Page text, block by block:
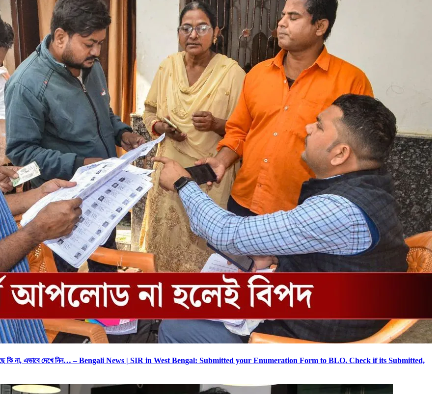
কি না, এভাবে দেখে নিন… – Bengali News | SIR in West Bengal: Submitted your Enumeration Form to BLO, Check if its Submitted,